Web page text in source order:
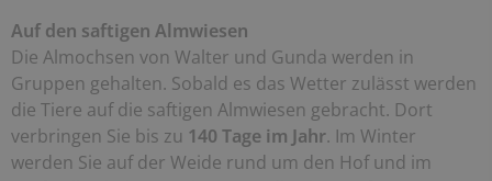
Auf den saftigen Almwiesen
Die Almochsen von Walter und Gunda werden in
Gruppen gehalten. Sobald es das Wetter zulässt werden
die Tiere auf die saftigen Almwiesen gebracht. Dort
verbringen Sie bis zu 140 Tage im Jahr. Im Winter
werden Sie auf der Weide rund um den Hof und im